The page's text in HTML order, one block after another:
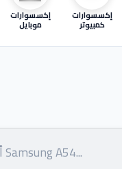
إكسسوارات
كمبيوتر
إكسسوارات
موبايل